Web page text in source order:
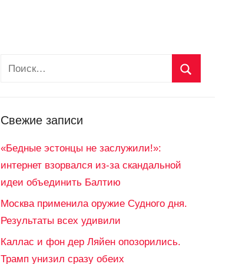
Свежие записи
«Бедные эстонцы не заслужили!»:
интернет взорвался из-за скандальной
идеи объединить Балтию
Москва применила оружие Судного дня.
Результаты всех удивили
Каллас и фон дер Ляйен опозорились.
Трамп унизил сразу обеих